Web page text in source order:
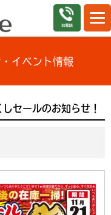
イベント情報
セールのお知らせ！